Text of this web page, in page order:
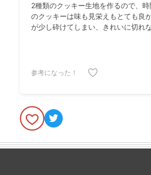
2種類のクッキー生地を作るので、
のクッキーは味も見栄えもとても良
が少し砕けてしまい、きれいに切れ
参考になった！